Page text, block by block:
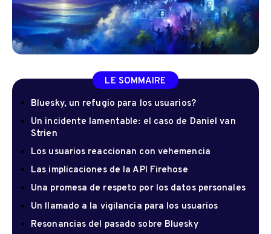
LE SOMMAIRE
Bluesky, un refugio para los usuarios?
Un incidente lamentable: el caso de Daniel van
Strien
Los usuarios reaccionan con vehemencia
Las implicaciones de la API Firehose
Una promesa de respeto por los datos personales
Un llamado a la vigilancia para los usuarios
Resonancias del pasado sobre Bluesky